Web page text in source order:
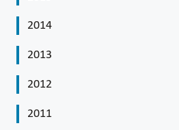
2014
2013
2012
2011